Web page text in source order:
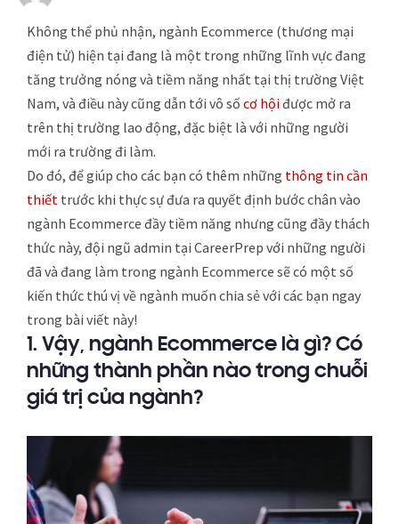
Không thể phủ nhận, ngành Ecommerce (thương mại
điện tử) hiện tại đang là một trong những lĩnh vực đang
tăng trưởng nóng và tiềm năng nhất tại thị trường Việt
Nam, và điều này cũng dẫn tới vô số cơ hộiđược mở ra
trên thị trường lao động, đặc biệt là với những người
mới ra trường đi làm.
Do đó, để giúp cho các bạn có thêm những thông tin cần
thiết trước khi thực sự đưa ra quyết định bước chân vào
ngành Ecommerce đầy tiềm năng nhưng cũng đầy thách
thức này, đội ngũ admin tại CareerPrep với những người
đã và đang làm trong ngành Ecommerce sẽ có một số
kiến thức thú vị về ngành muốn chia sẻ với các bạn ngay
trong bài viết này!
1. Vậy, ngành Ecommerce là gì? Có
những thành phần nào trong chuỗi
giá trị của ngành?